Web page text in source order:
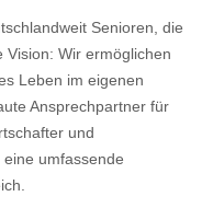
Senioren, die
Vision: Wir ermöglichen
Leben im eigenen
Ansprechpartner für
und
umfassende